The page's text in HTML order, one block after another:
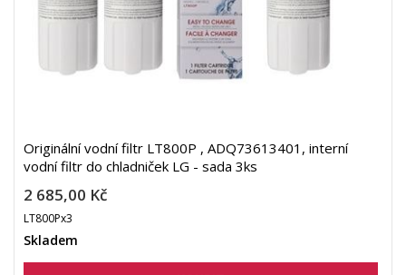
Originální vodní filtr LT800P , ADQ73613401, interní
vodní filtr do chladniček LG - sada 3ks
2 685,00 Kč
LT800Px3
Skladem